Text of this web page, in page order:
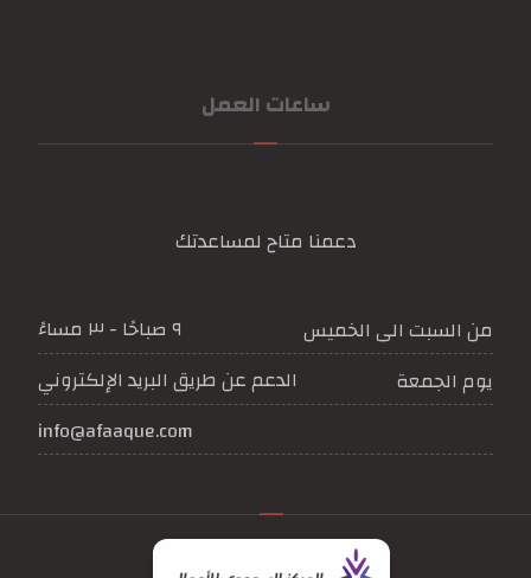
ساعات العمل
دعمنا متاح لمساعدتك
من السبت الى الخميس
٩ صباحًا - ٣ مساءً
يوم الجمعة
الدعم عن طريق البريد الإلكتروني
info@afaaque.com